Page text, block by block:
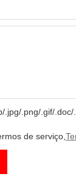
.jpg/.png/.gif/
de serviço,